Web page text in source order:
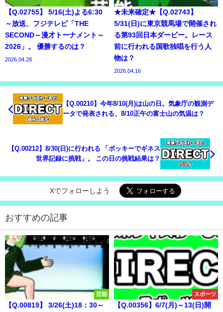
【Q.02755】 5/16(土)よる6:30
～放送、フジテレビ「THE
SECOND～漫才トーナメント～
2026」。 優勝するのは？
2026.04.28
★未来確定★【Q.02743】
5/31(日)に東京競馬場で開催され
る第93回日本ダービー。レース
前に行われる国歌独唱を行う人
物は？
2026.04.16
【Q.00210】今年8/10(月)は山の日。気象庁の観測デ
ータで発表される、8/10正午の富士山の気温は？
【Q.00212】8/30(日)に行われる 「ポッキーでギネス
世界記録に挑戦」。 この日の挑戦結果は？
Xでフォローしよう
おすすめの記事
芸能
【Q.00819】 3/26(土)18：30～
スポーツ
【Q.00356】6/7(月)～13(日)開